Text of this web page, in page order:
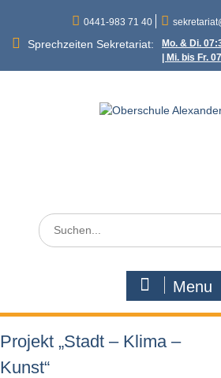
content
0441-983 71 40
Sprechzeiten Sekretariat:
Mo. & Di.
| Mi. bis Fr.
Search
for:
Menu
Projekt „Stadt – Klima –
Kunst“